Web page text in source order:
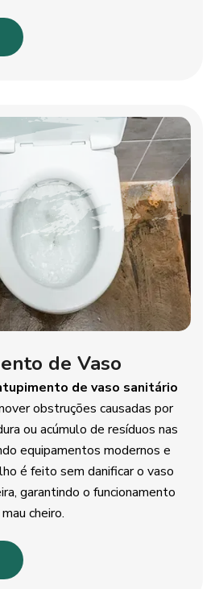
de Vaso
de vaso sanitário
obstruções causadas por
ou acúmulo de resíduos nas
equipamentos modernos e
é feito sem danificar o vaso
garantindo o funcionamento
cheiro.